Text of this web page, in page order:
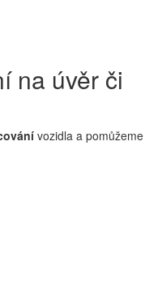
na úvěr či
vozidla a pomůžeme